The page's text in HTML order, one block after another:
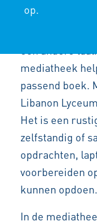
In de
mediatheek
passend boek.
Libanon
Het is een
zelfstandig of
opdrachten,
voorbereiden
kunnen opdoen.
In de
op.